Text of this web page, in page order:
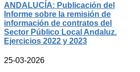
ANDALUCÍA: Publicación del
Informe sobre la remisión de
información de contratos del
Sector Público Local Andaluz.
Ejercicios 2022 y 2023
25-03-2026